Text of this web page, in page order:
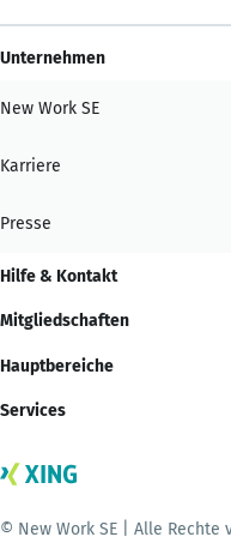
Unternehmen
New Work SE
Karriere
Presse
Hilfe & Kontakt
Mitgliedschaften
Hauptbereiche
Services
© New Work SE | Alle Rechte